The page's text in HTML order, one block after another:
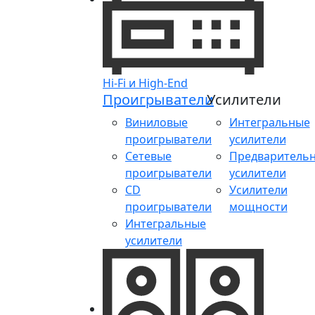
Hi-Fi и High-End
Проигрыватели
Виниловые
проигрыватели
Сетевые
проигрыватели
CD
проигрыватели
Интегральные
усилители
Усилители
Интегральные
усилители
усилители
Усилители
мощности